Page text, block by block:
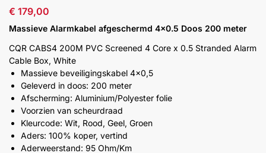
Branddetectie
Inbraakbeveiliging
Merken
Outlet SALE
€ 179,00
Massieve Alarmkabel afgeschermd 4×0.5 Doos 200 meter
CQR CABS4 200M PVC Screened 4 Core x 0.5 Stranded Alarm
Cable Box, White
Massieve beveiligingskabel 4×0,5
Geleverd in doos: 200 meter
Afscherming: Aluminium/Polyester folie
Voorzien van scheurdraad
Kleurcode: Wit, Rood, Geel, Groen
Aders: 100% koper, vertind
Aderweerstand: 95 Ohm/Km